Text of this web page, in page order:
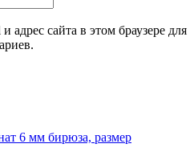
адрес сайта в этом браузере для